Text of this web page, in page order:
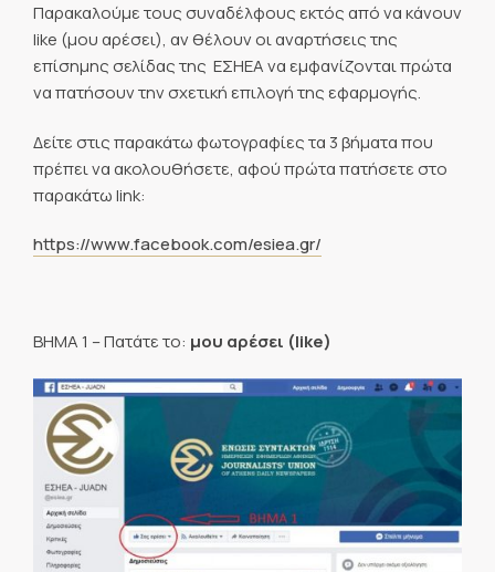
Παρακαλούμε τους συναδέλφους εκτός από να κάνουν
like (μου αρέσει), αν θέλουν οι αναρτήσεις της
επίσημης σελίδας της ΕΣΗΕΑ να εμφανίζονται πρώτα
να πατήσουν την σχετική επιλογή της εφαρμογής.
Δείτε στις παρακάτω φωτογραφίες τα 3 βήματα που
πρέπει να ακολουθήσετε, αφού πρώτα πατήσετε στο
παρακάτω link:
https://www.facebook.com/esiea.gr/
BHMA 1 – Πατάτε το: μου αρέσει (like)